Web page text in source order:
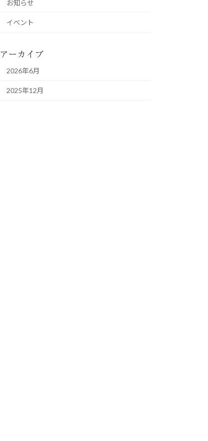
お知らせ
イベント
アーカイブ
2026年6月
2025年12月